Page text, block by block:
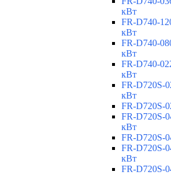
кВт
FR-D740-
кВт
FR-D740-
кВт
FR-D740-
кВт
FR-D720S-
кВт
FR-D720S-
FR-D720S-
кВт
FR-D720S-
FR-D720S-
кВт
FR-D720S-